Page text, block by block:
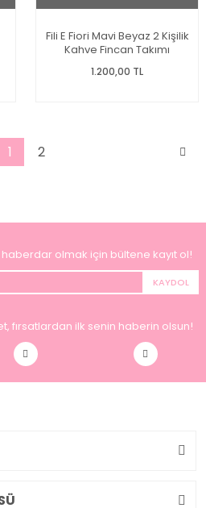
Fili E Fiori Mavi Beyaz 2 Kişilik
Kahve Fincan Takımı
1.200,00 TL
1 2
olmak için bültene kayıt ol!
KAYDOL
fırsatlardan ilk senin haberin olsun!